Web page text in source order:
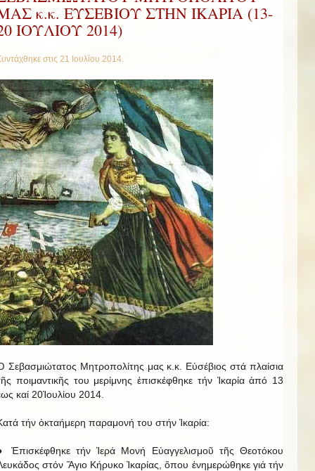
κ.κ. ΕΥΣΕΒΙΟΥ ΣΤΗΝ ΙΚΑΡΙΑ (13-
ΙΟΥΛΙΟΥ 2014)
στις 21 Ιουλίου 2014.
Σεβασμιώτατος Μητροπολίτης μας κ.κ. Εὐσέβιος στά πλαίσια
ποιμαντικῆς του μερίμνης ἐπισκέφθηκε τήν Ἰκαρία ἀπό 13
καί 20Ἰουλίου 2014.
τήν ὀκταήμερη παραμονή του στήν Ἰκαρία:
Ἐπισκέφθηκε τήν Ἱερά Μονή Εὐαγγελισμοῦ τῆς Θεοτόκου
στόν Ἅγιο Κήρυκο Ἰκαρίας, ὅπου ἐνημερώθηκε γιά τήν